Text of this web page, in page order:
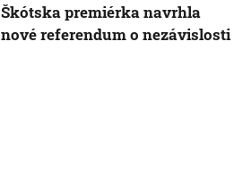
Škótska premiérka navrhla
nové referendum o nezávislosti